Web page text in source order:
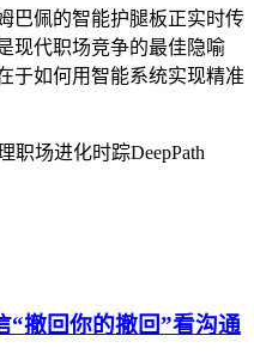
巴佩的智能护腿板正实时传
现代职场竞争的最佳隐喻
如何用智能系统实现精准
职场进化时踪DeepPath
“撤回你的撤回”看沟通